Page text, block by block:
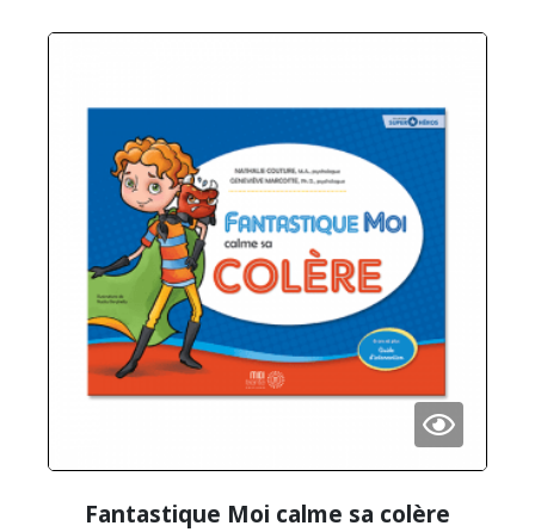
Fantastique Moi calme sa colère